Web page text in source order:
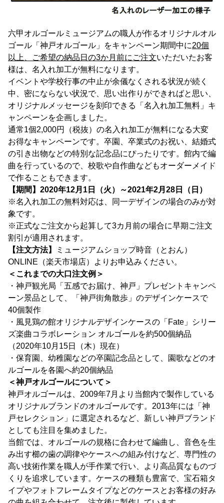
六甲オルゴールミュージアムの職人が作るオリジナルオル
ゴール「神戸オルゴール」をキャンペーン期間中に20個
以上、ご希望の納品日の3か月前にご注文いただいたお客
様は、名入れ加工が無料になります。
イベントや学校行事の中止が余儀なくされる状況が続く
中、密にならない状況で、思い出作りができればと思い、
オリジナルメッセージを刻印できる「名入れ加工無料」キ
ャンペーンを企画しました。
通常1個2,000円（税抜）の名入れ加工が無料になる大変
お得なキャンペーンです。卒園、卒業式のお祝い、結婚式
の引き出物などの特別な記念品にぴったりです。館内で編
曲を行っているので、校歌や自作曲などもオーダーメイド
で作ることもできます。
【期間】2020年12月1日（火）～2021年2月28日（日）
※名入れ加工の無料対応は、同一デザインの場合のみが対
象です。
※正式なご注文から起算して3カ月前の場合に早期ご注文
割引が適用されます。
【注文方法】
ミュージアムショップ時音（とおん）
ONLINE（楽天市場店）よりお申込みください。
＜これまでの大口注文例＞
・神戸観光局「五感でお届け、神戸」プレゼントキャンペ
ーン景品として、「神戸街角散歩」のデザインケースで
40個製作
・風見鶏の館オリジナルデザインケースの「Fate」シリー
ズ楽曲コラボレーション オルゴールを約500個納品
（2020年10月15日（木）現在）
・保育園、幼稚園などの卒園記念品として、園歌などのオ
ルゴールを各園へ約20個納品
＜神戸オルゴールについて＞
神戸オルゴールは、2009年7月より当館内で製作している
オリジナルブランドのオルゴールです。2013年には「神
戸セレクション」に選定されるなど、新しい神戸ブランド
としても注目を集めました。
当館では、オルゴールの規格に合わせて編曲し、音色を生
み出す櫛の歯の調律やケースへの組み付けなど、専門性の
高い技術作業を職人が手作業で行い、より高品質なものづ
くりを追求しています。ケースの種類も豊富で、宝石箱タ
イプやフォトフレームタイプなどのケースとお客様の好み